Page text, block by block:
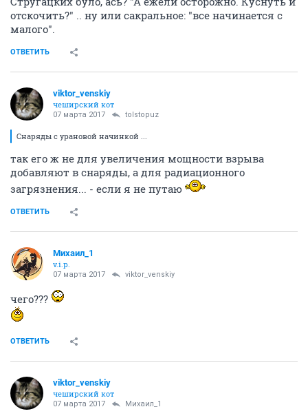
отскочить?" .. ну или сакральное: "все начинается с
малого".
ОТВЕТИТЬ
viktor_venskiy
чеширский кот
07 марта 2017 tolstopuz
Снаряды с урановой начинкой ...
так его ж не для увеличения мощности взрыва
добавляют в снаряды, а для радиационного
загрязнения... - если я не путаю
ОТВЕТИТЬ
Михаил_1
v.i.p.
07 марта 2017 viktor_venskiy
чего???
ОТВЕТИТЬ
viktor_venskiy
чеширский кот
07 марта 2017 Михаил_1